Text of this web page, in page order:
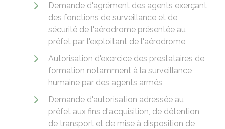
Demande d'agrément des agents exerçant
des fonctions de surveillance et de
sécurité de l'aérodrome présentée au
préfet par l'exploitant de l'aérodrome
Autorisation d'exercice des prestataires de
formation notamment à la surveillance
humaine par des agents armés
Demande d'autorisation adressée au
préfet aux fins d'acquisition, de détention,
de transport et de mise à disposition de